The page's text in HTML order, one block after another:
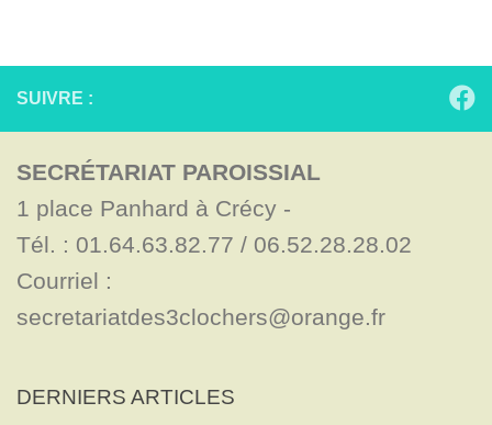
SUIVRE :
SECRÉTARIAT PAROISSIAL
1 place Panhard à Crécy -
Tél. : 01.64.63.82.77 / 06.52.28.28.02
Courriel :
secretariatdes3clochers@orange.fr
DERNIERS ARTICLES